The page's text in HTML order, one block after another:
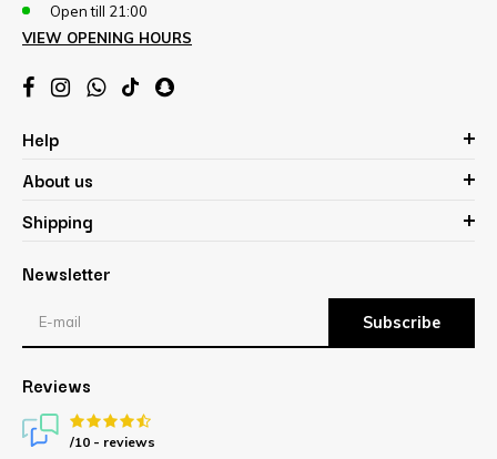
Open till 21:00
VIEW OPENING HOURS
Help
About us
Shipping
Newsletter
Subscribe
Reviews
/10 - reviews